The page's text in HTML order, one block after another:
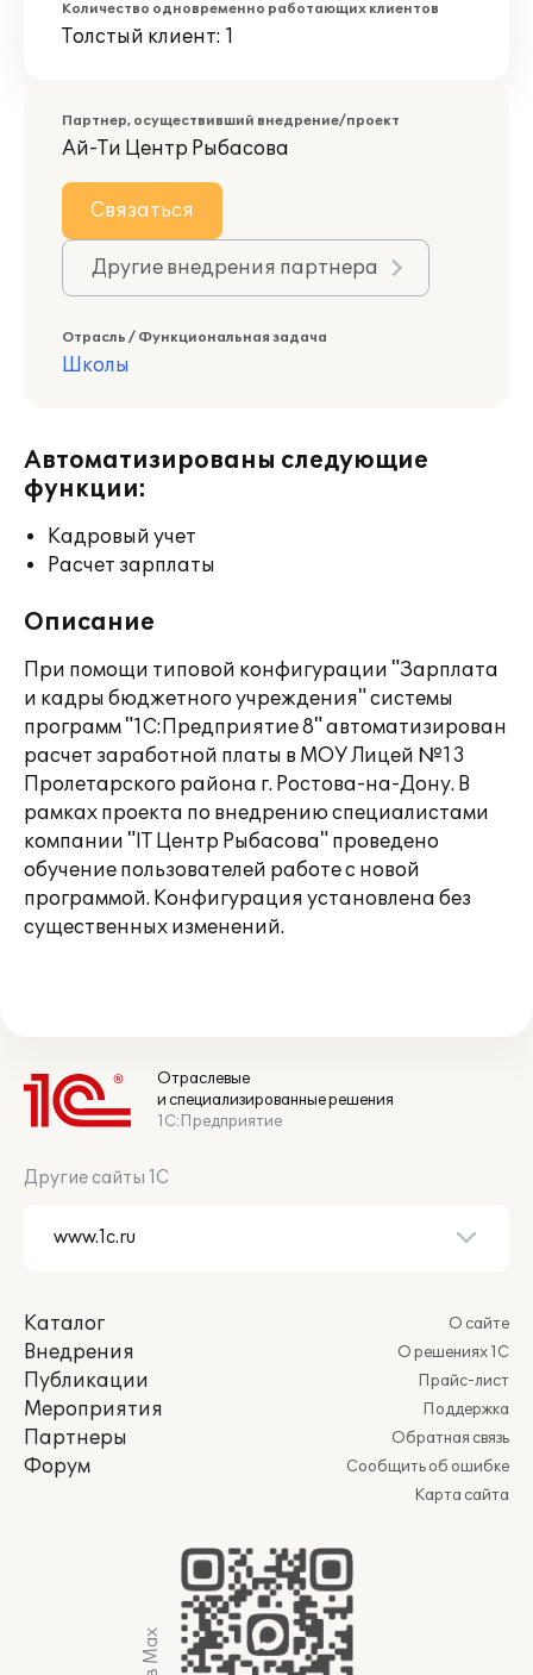
Количество одновременно работающих клиентов
Толстый клиент: 1
Партнер, осуществивший внедрение/проект
Ай-Ти Центр Рыбасова
Связаться
Другие внедрения партнера
Отрасль / Функциональная задача
Школы
Автоматизированы следующие
функции:
Кадровый учет
Расчет зарплаты
Описание
При помощи типовой конфигурации "Зарплата
и кадры бюджетного учреждения" системы
программ "1С:Предприятие 8" автоматизирован
расчет заработной платы в МОУ Лицей №13
Пролетарского района г. Ростова-на-Дону. В
рамках проекта по внедрению специалистами
компании "IT Центр Рыбасова" проведено
обучение пользователей работе с новой
программой. Конфигурация установлена без
существенных изменений.
Отраслевые
и специализированные решения
1С:Предприятие
Другие сайты 1С
Каталог
Внедрения
Публикации
Мероприятия
Партнеры
Форум
О сайте
О решениях 1С
Прайс-лист
Поддержка
Обратная связь
Сообщить об ошибке
Карта сайта